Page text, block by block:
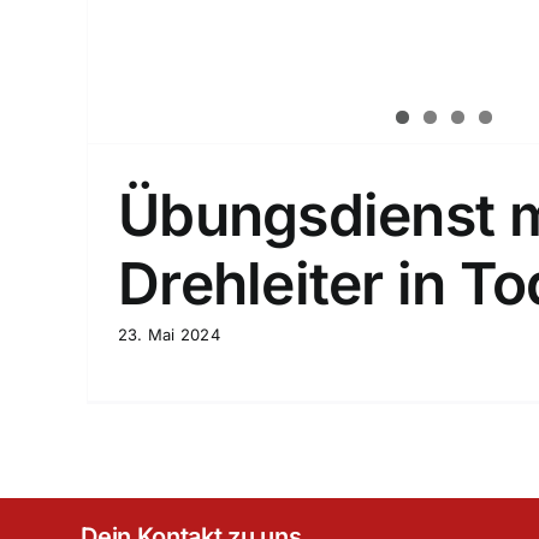
Übungsdienst
Drehleiter in
23. Mai 2024